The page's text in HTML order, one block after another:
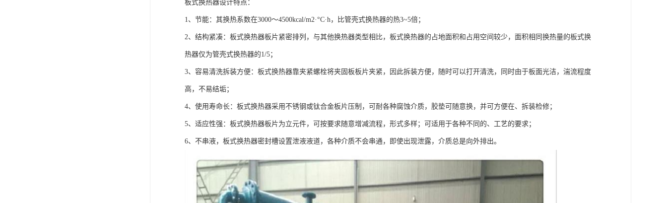
板式换热器设计特点：
1、节能：其换热系数在3000～4500kcal/m2·°C·h，比管壳式换热器的热3~5倍；
2、结构紧凑：板式换热器板片紧密排列，与其他换热器类型相比，板式换热器的占地面积和占用空间较少，面积相同换热量的板式换
热器仅为管壳式换热器的1/5；
3、容易清洗拆装方便：板式换热器靠夹紧螺栓将夹固板板片夹紧，因此拆装方便，随时可以打开清洗，同时由于板面光洁，湍流程度
高，不易结垢；
4、使用寿命长：板式换热器采用不锈钢或钛合金板片压制，可耐各种腐蚀介质，胶垫可随意换，并可方便在、拆装检修；
5、适应性强：板式换热器板片为立元件，可按要求随意增减流程，形式多样；可适用于各种不同的、工艺的要求；
6、不串液，板式换热器密封槽设置泄液液道，各种介质不会串通，即使出现泄露，介质总是向外排出。